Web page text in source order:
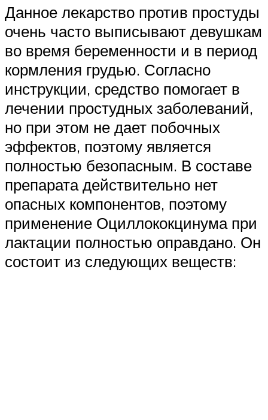
Данное лекарство против простуды
очень часто выписывают девушкам
во время беременности и в период
кормления грудью. Согласно
инструкции, средство помогает в
лечении простудных заболеваний,
но при этом не дает побочных
эффектов, поэтому является
полностью безопасным. В составе
препарата действительно нет
опасных компонентов, поэтому
применение Оциллококцинума при
лактации полностью оправдано. Он
состоит из следующих веществ: